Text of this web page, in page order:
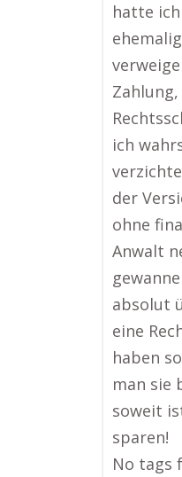
hatte
ich
der
ohne
Anwalt
absolut
eine
haben
man sie
soweit
sparen!
No tags